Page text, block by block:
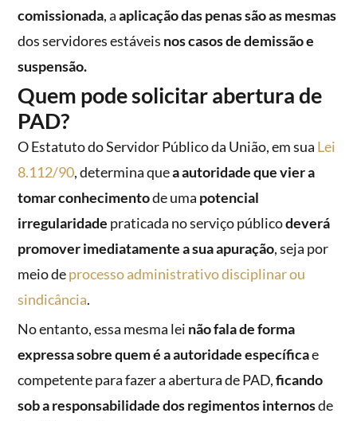
comissionada, aaplicação das penas são as mesmas
dos servidores estáveis nos casos de demissão e
suspensão.
Quem pode solicitar abertura de
PAD?
O Estatuto do Servidor Público da União, em sua Lei
8.112/90, determina quea autoridade que vier a
tomar conhecimentode uma potencial
irregularidade praticada no serviço públicodeverá
promover imediatamente a sua apuração, seja por
meio deprocesso administrativo disciplinar ou
sindicância.
No entanto, essa mesma lei não fala de forma
expressa sobre quem é a autoridade específicae
competente para fazer a abertura de PAD,ficando
sob a responsabilidade dos regimentos internosde